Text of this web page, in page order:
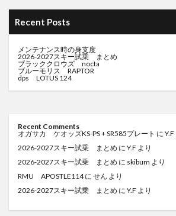
Recent Posts
メンテナンス時の身支度
2026-2027スキー試乗 まとめ
ブラッククロウズ nocta
ブルーモリス RAPTOR
dps LOTUS 124
Recent Comments
オガサカ ケオッズKS-PS + SR585プレート に Y.F
2026-2027スキー試乗 まとめ に Y.F より
2026-2027スキー試乗 まとめ に skibum より
RMU APOSTLE114に せん より
2026-2027スキー試乗 まとめ に Y.F より